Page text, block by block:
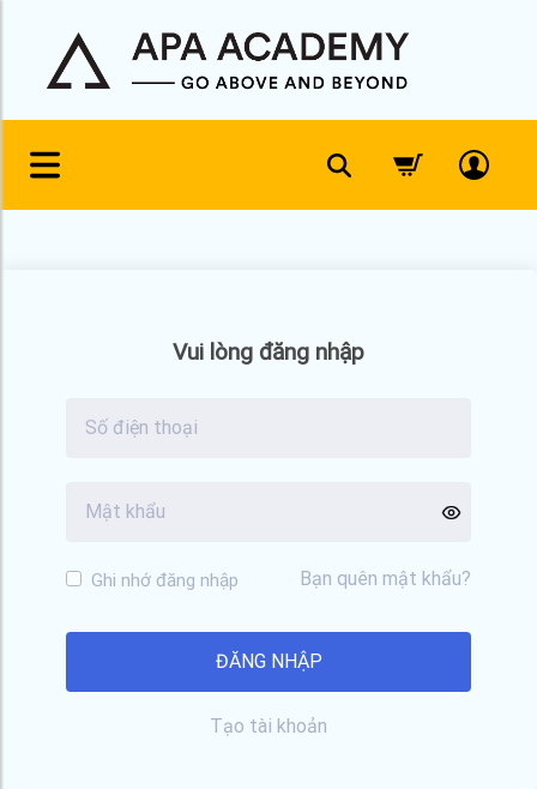
content
Vui lòng đăng nhập
Ghi nhớ đăng nhập Bạn quên mật khẩu?
Tạo tài khoản